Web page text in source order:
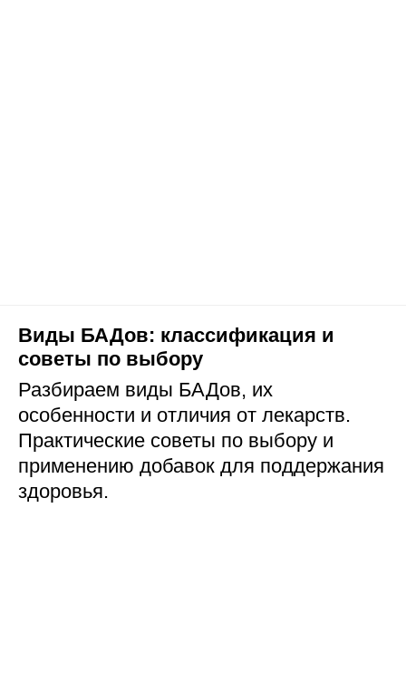
Виды БАДов: классификация и
советы по выбору
Разбираем виды БАДов, их
особенности и отличия от лекарств.
Практические советы по выбору и
применению добавок для поддержания
здоровья.